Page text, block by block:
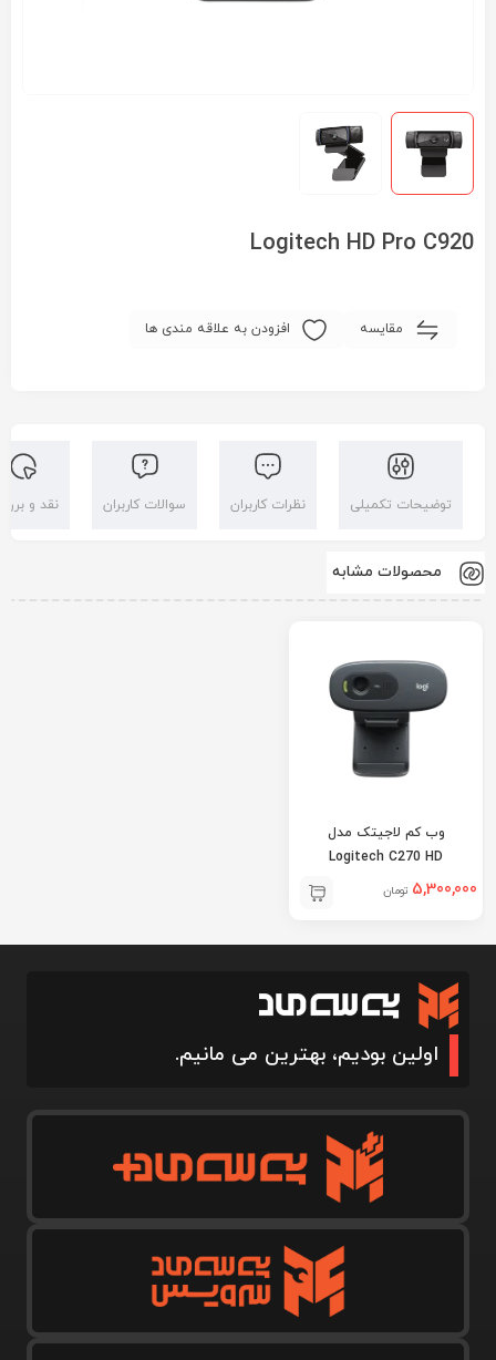
Logitech HD Pro C920
مقایسه افزودن به علاقه مندی ها
توضیحات تکمیلی نظرات کاربران سوالات کاربران نقد و
محصولات مشابه
وب کم لاجیتک مدل
Logitech C270 HD
5,300,000 تومان
اولین بودیم، بهترین می مانیم.